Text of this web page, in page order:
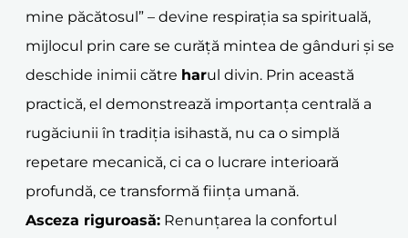
mine păcătosul” – devine respirația sa spirituală,
mijlocul prin care se curăță mintea de gânduri și se
deschide inimii către harul divin. Prin această
practică, el demonstrează importanța centrală a
rugăciunii în tradiția isihastă, nu ca o simplă
repetare mecanică, ci ca o lucrare interioară
profundă, ce transformă ființa umană.
Asceza riguroasă: Renunțarea la confortul